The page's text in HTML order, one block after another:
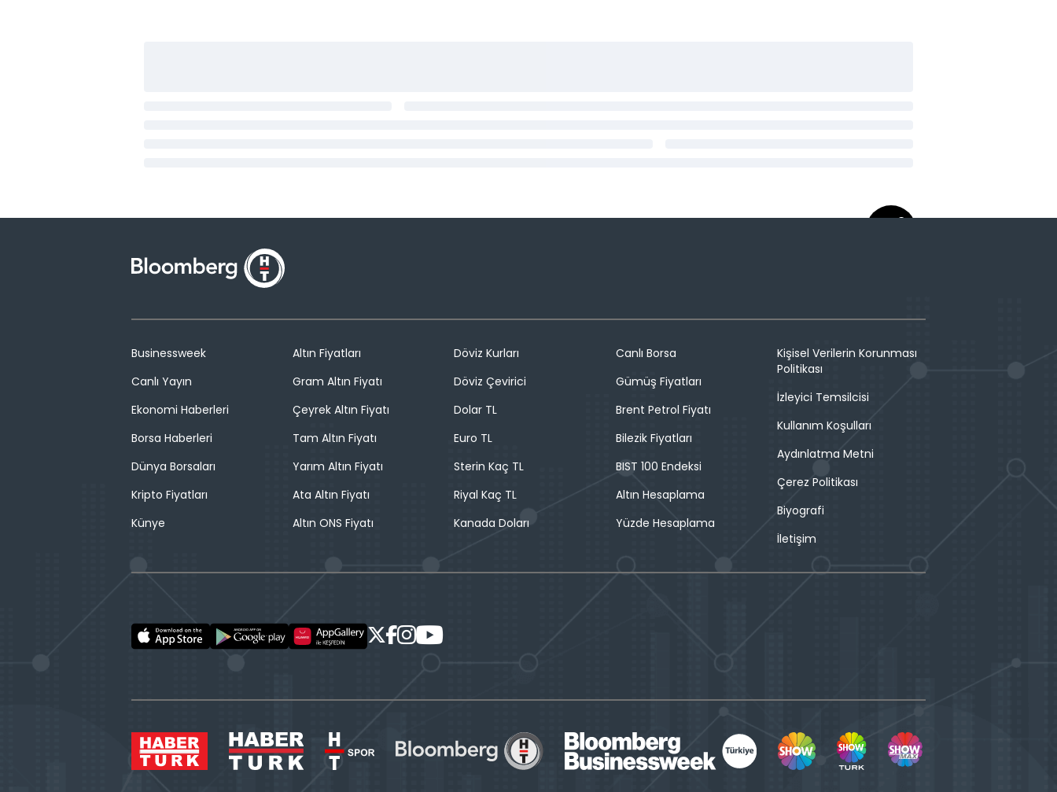
Businessweek
Canlı Yayın
Ekonomi Haberleri
Borsa Haberleri
Dünya Borsaları
Kripto Fiyatları
Künye
Altın Fiyatları
Gram Altın Fiyatı
Çeyrek Altın Fiyatı
Tam Altın Fiyatı
Yarım Altın Fiyatı
Ata Altın Fiyatı
Altın ONS Fiyatı
Döviz Kurları
Döviz Çevirici
Dolar TL
Euro TL
Sterin Kaç TL
Riyal Kaç TL
Kanada Doları
Canlı Borsa
Gümüş Fiyatları
Brent Petrol Fiyatı
Bilezik Fiyatları
BIST 100 Endeksi
Altın Hesaplama
Yüzde Hesaplama
Kişisel Verilerin Korunması
Politikası
İzleyici Temsilcisi
Kullanım Koşulları
Aydınlatma Metni
Çerez Politikası
Biyografi
İletişim